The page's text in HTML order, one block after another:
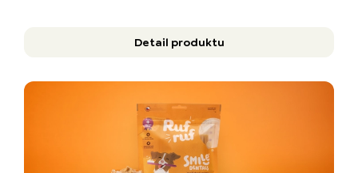
Detail produktu